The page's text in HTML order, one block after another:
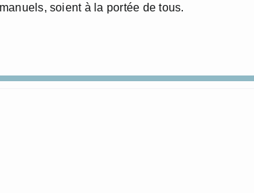
soient à la portée de tous.